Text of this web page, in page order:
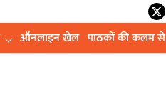
ऑनलाइन खेल पाठकों की कलम से